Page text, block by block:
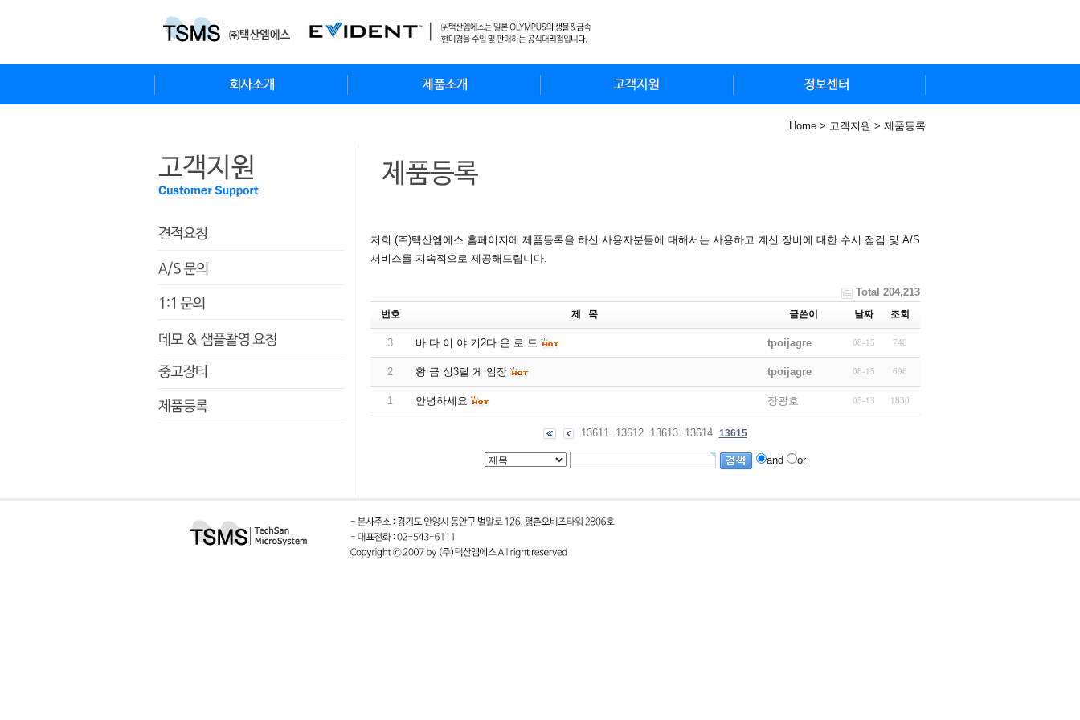
Home > 고객지원 > 제품등록
저희 (주)택산엠에스 홈페이지에 제품등록을 하신 사용자분들에 대해서는 사용하고 계신 장비에 대한 수시 점검 및 A/S
서비스를 지속적으로 제공해드립니다.
Total 204,213
번호 제 목 글쓴이 날짜 조회
3 바 다 이 야 기2다 운 로 드 tpoijagre 08-15 748
2 황 금 성3릴 게 임장 tpoijagre 08-15 696
1 안녕하세요 장광호 05-13 1830
13611 13612 13613 13614 13615
and or